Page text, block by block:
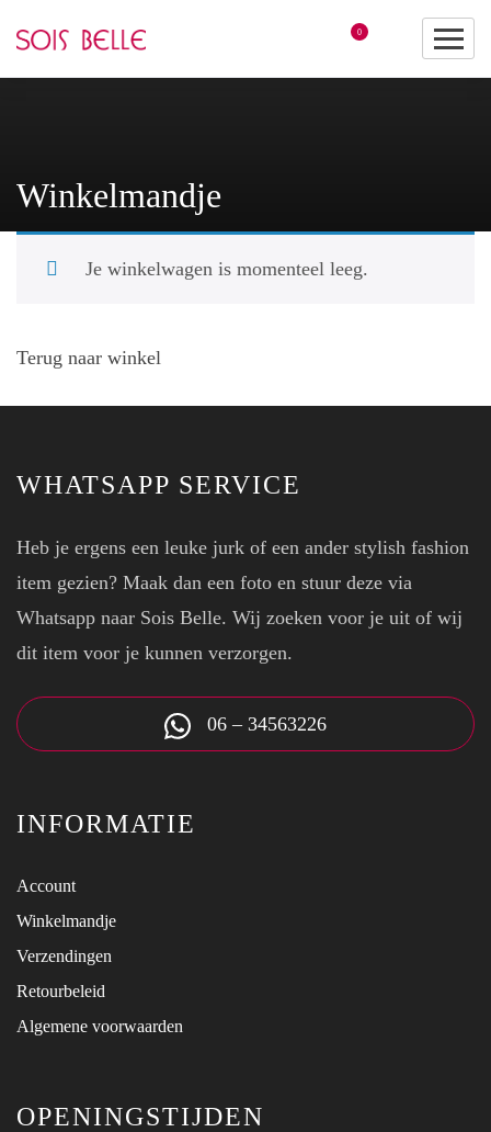
0
Winkelmandje
Je winkelwagen is momenteel leeg.
Terug naar winkel
WHATSAPP SERVICE
Heb je ergens een leuke jurk of een ander stylish fashion
item gezien? Maak dan een foto en stuur deze via
Whatsapp naar Sois Belle. Wij zoeken voor je uit of wij
dit item voor je kunnen verzorgen.
06 – 34563226
INFORMATIE
Account
Winkelmandje
Verzendingen
Retourbeleid
Algemene voorwaarden
OPENINGSTIJDEN